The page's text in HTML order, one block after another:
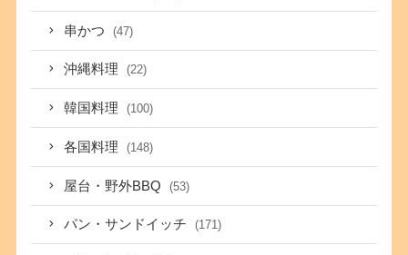
串かつ (47)
沖縄料理 (22)
韓国料理 (100)
各国料理 (148)
屋台・野外BBQ (53)
パン・サンドイッチ (171)